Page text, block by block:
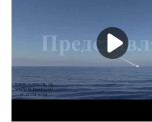
Альметьевск Петропавловск-
Северодвинск Керчь Миасс Салават
Электросталь Майкоп Находка
Серпухов Обнинск Кызыл Каспийск
прочие города Российской Федерации